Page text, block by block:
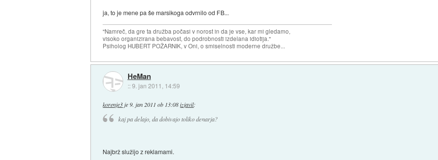
ja, to je mene pa še marsikoga odvrnilo od FB...
"Namreč, da gre ta družba počasi v norost in da je vse, kar mi gledamo,
visoko organizirana bebavost, do podrobnosti izdelana idiotija."
Psiholog HUBERT POŽARNIK, v Oni, o smiselnosti moderne družbe...
HeMan
::9. jan 2011, 14:59
korenje3 je 9. jan 2011 ob 13:08 izjavil:
kaj pa delajo, da dobivajo toliko denarja?
Najbrž služijo z reklamami.